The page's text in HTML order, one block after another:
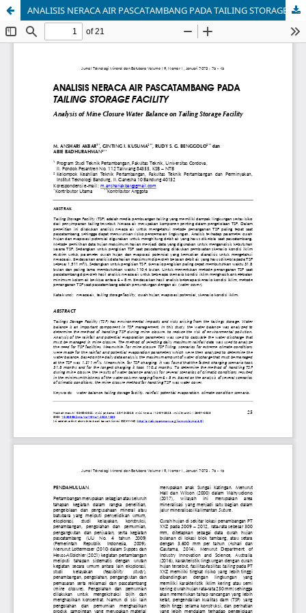
ANALISIS NERACA AIR PASCATAMBANG PADA TAILING STORAGE FACILITY